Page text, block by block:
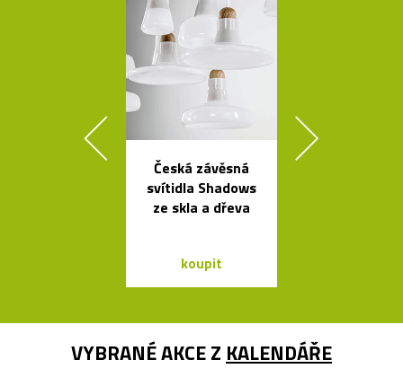
Česká závěsná
svítidla Shadows
ze skla a dřeva
koupit
VYBRANÉ AKCE Z KALENDÁŘE